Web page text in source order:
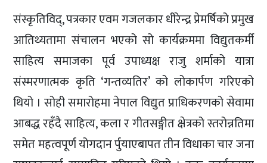
संस्कृतिविद्, पत्रकार एवम गजलकार धीरेन्द्र प्रेमर्षिको प्रमुख
आतिथ्यतामा संचालन भएको सो कार्यक्रममा विद्युतकर्मी
साहित्य समाजका पूर्व उपाध्यक्ष राजु शर्माको यात्रा
संस्मरणात्मक कृति ‘गन्तव्यतिर’ को लोकार्पण गरिएको
थियो । सोही समारोहमा नेपाल विद्युत प्राधिकरणको सेवामा
आबद्ध रहँदै साहित्य, कला र गीतसङ्गीत क्षेत्रको स्तरोन्नतिमा
समेत महत्वपूर्ण योगदान र्पुयाएबापत तीन विधाका चार जना